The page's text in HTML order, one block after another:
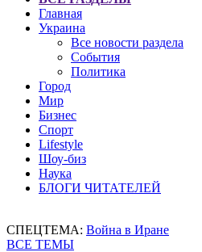
Главная
Украина
Все новости раздела
События
Политика
Город
Мир
Бизнес
Спорт
Lifestyle
Шоу-биз
Наука
БЛОГИ ЧИТАТЕЛЕЙ
СПЕЦТЕМА: Война в Иране
ВСЕ ТЕМЫ